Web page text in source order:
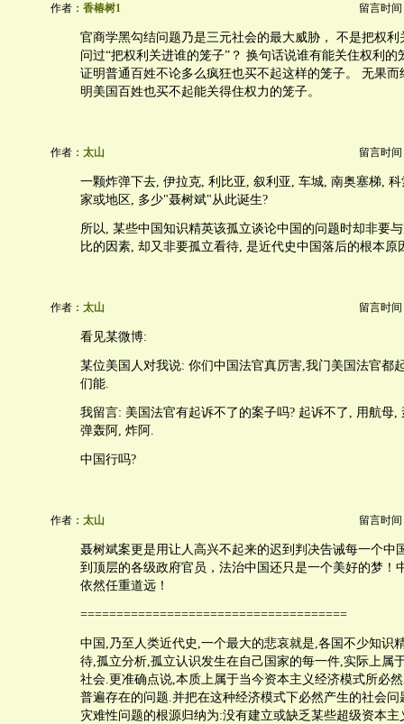
作者： 香椿树1 留言时间
官商学黑勾结问题乃是三元社会的最大威胁， 不是把权利
问过“把权利关进谁的笼子”？ 换句话说谁有能关住权利的
证明普通百姓不论多么疯狂也买不起这样的笼子。 无果而
明美国百姓也买不起能关得住权力的笼子。
作者： 太山 留言时间
一颗炸弹下去, 伊拉克, 利比亚, 叙利亚, 车城, 南奥塞梯,
家或地区, 多少"聂树斌"从此诞生?
所以, 某些中国知识精英该孤立谈论中国的问题时却非要
比的因素, 却又非要孤立看待, 是近代史中国落后的根本原
作者： 太山 留言时间
看见某微博:
某位美国人对我说: 你们中国法官真厉害,我门美国法官都
们能.
我留言: 美国法官有起诉不了的案子吗? 起诉不了, 用航母,
弹轰阿, 炸阿.
中国行吗?
作者： 太山 留言时间
聂树斌案更是用让人高兴不起来的迟到判决告诫每一个中
到顶层的各级政府官员，法治中国还只是一个美好的梦！
依然任重道远！
=====================================
中国,乃至人类近代史,一个最大的悲哀就是,各国不少知识
待,孤立分析,孤立认识发生在自己国家的每一件,实际上属
社会.更准确点说,本质上属于当今资本主义经济模式所必
普遍存在的问题.并把在这种经济模式下必然产生的社会
灾难性问题的根源归纳为:没有建立或缺乏某些超级资本